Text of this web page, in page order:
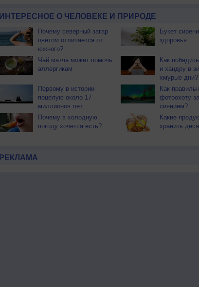
ИНТЕРЕСНОЕ О ЧЕЛОВЕКЕ И ПРИРОДЕ
Почему северный загар
цветом отличается от
южного?
Букет
здоровья
Чай матча может помочь
аллергикам
Как
и хандру в
хмурые дни?
Первому в истории
поцелую около 17
миллионов лет
Как
фотоохоту
сиянием?
Почему в холодную
погоду хочется есть?
Какие
хранить
РЕКЛАМА